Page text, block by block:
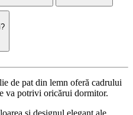
de pat din lemn oferă cadrului
va potrivi oricărui dormitor.